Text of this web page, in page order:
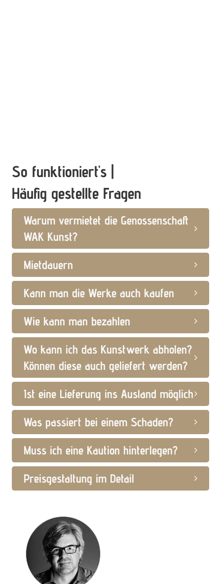
So funktioniert's |
Häufig gestellte Fragen
Warum vermietet die Genossenschaft
WAK Kunst?
Mietdauern
Kann man die Werke auch kaufen
Wie kann man bezahlen
Wo kann ich das Kunstwerk abholen?
Können diese auch geliefert werden?
Ist eine Lieferung ins Ausland möglich
Was passiert bei einem Schaden?
Muss ich eine Kaution hinterlegen?
Preisgestaltung im Detail